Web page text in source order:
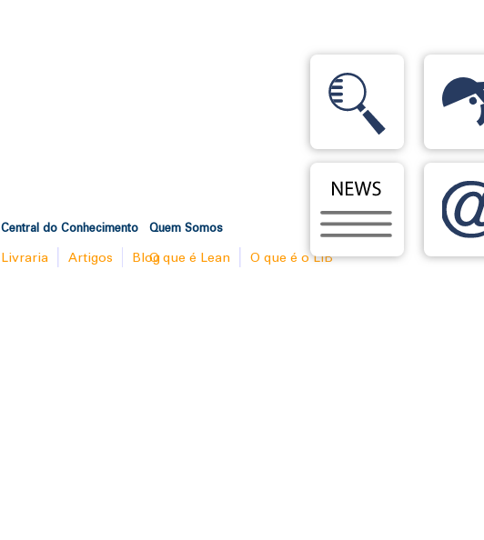
Central do Conhecimento
Livraria Artigos Blog
Quem Somos
O que é Lean O que é o LIB